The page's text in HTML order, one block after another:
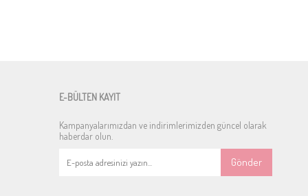
E-BÜLTEN KAYIT
Kampanyalarımızdan ve indirimlerimizden güncel olarak
haberdar olun.
Gönder